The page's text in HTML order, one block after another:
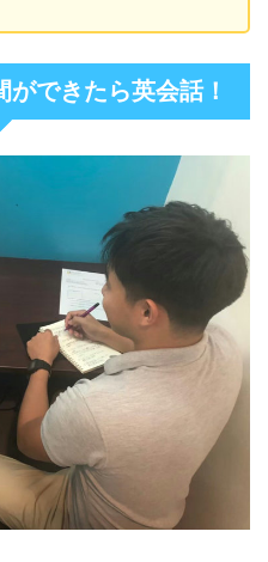
できたら英会話！